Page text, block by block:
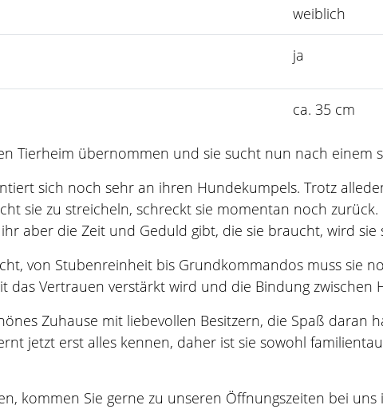
weiblich
ja
ca. 35 cm
Tierheim übernommen und sie sucht nun nach einem
sich noch sehr an ihren Hundekumpels. Trotz
sie zu streicheln, schreckt sie momentan noch
aber die Zeit und Geduld gibt, die sie braucht, wird
von Stubenreinheit bis Grundkommandos muss sie
das Vertrauen verstärkt wird und die Bindung zwischen
Zuhause mit liebevollen Besitzern, die Spaß
jetzt erst alles kennen, daher ist sie sowohl
kommen Sie gerne zu unseren Öffnungszeiten bei